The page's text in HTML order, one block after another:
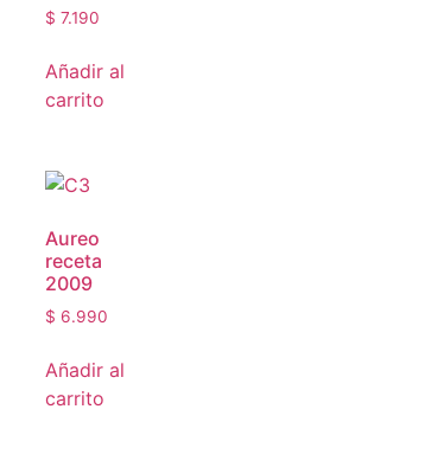
$ 7.190
Añadir al
carrito
Aureo
receta
2009
$ 6.990
Añadir al
carrito